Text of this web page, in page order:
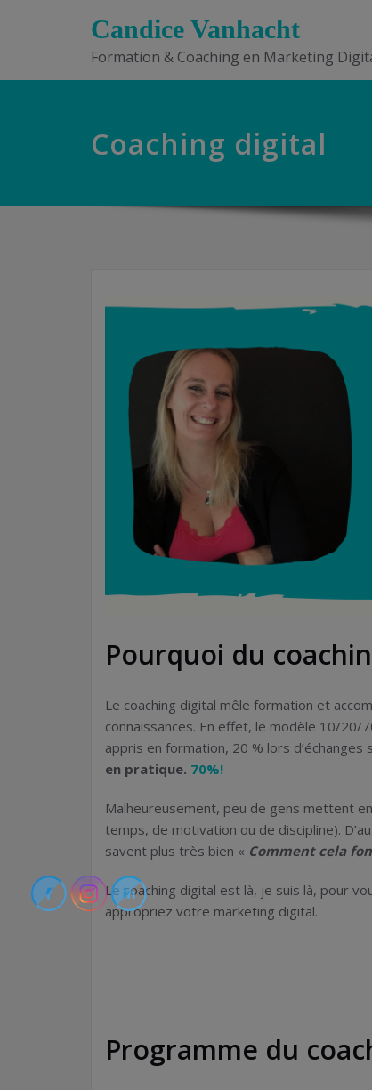
Candice Vanhacht
Formation & Coaching en Marketing
Coaching digital
Pourquoi du
Le coaching digital mêle formation et
connaissances. En effet, le modèle 10/20/
appris en formation, 20 % lors
en pratique. 70%!
Malheureusement, peu de gens mettent
temps, de motivation ou de discipline).
savent plus très bien « Comment cela
Le coaching digital est là, je suis là, pour
appropriez votre marketing digital.
Programme du